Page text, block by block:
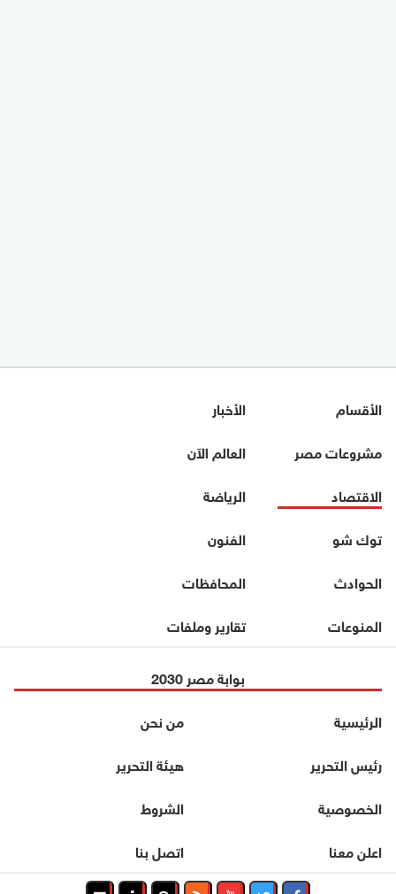
الأقسام
الأخبار
مشروعات مصر
العالم الآن
الاقتصاد
الرياضة
توك شو
الفنون
الحوادث
المحافظات
المنوعات
تقارير وملفات
بوابة مصر 2030
الرئيسية
من نحن
رئيس التحرير
هيئة التحرير
الخصوصية
الشروط
اعلن معنا
اتصل بنا